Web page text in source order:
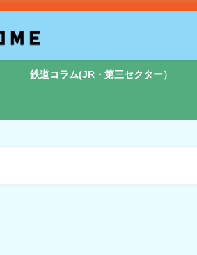
鉄道コラム(JR・第三セクター）